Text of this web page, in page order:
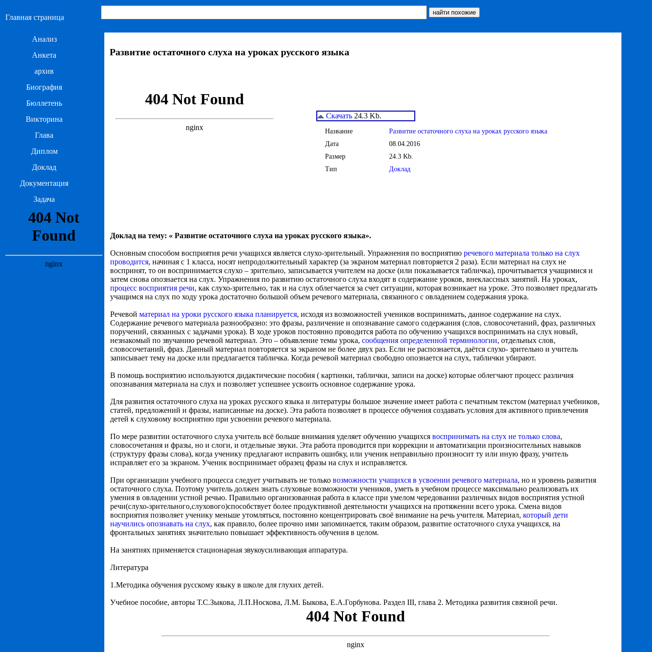
Главная страница
Анализ
Анкета
архив
Биография
Бюллетень
Викторина
Глава
Диплом
Доклад
Документация
Задача
Развитие остаточного слуха на уроках русского языка
Скачать 24.3 Kb.
Название
Развитие остаточного слуха на уроках русского языка
Дата
08.04.2016
Размер
24.3 Kb.
Тип
Доклад
Доклад на тему: « Развитие остаточного слуха на уроках русского языка».
Основным способом восприятия речи учащихся является слухо-зрительный. Упражнения по восприятию речевого материала только на слух
проводится, начиная с 1 класса, носят непродолжительный характер (за экраном материал повторяется 2 раза). Если материал на слух не
воспринят, то он воспринимается слухо – зрительно, записывается учителем на доске (или показывается табличка), прочитывается учащимися и
затем снова опознается на слух. Упражнения по развитию остаточного слуха входят в содержание уроков, внеклассных занятий. На уроках,
процесс восприятия речи, как слухо-зрительно, так и на слух облегчается за счет ситуации, которая возникает на уроке. Это позволяет предлагать
учащимся на слух по ходу урока достаточно большой объем речевого материала, связанного с овладением содержания урока.
Речевой материал на уроки русского языка планируется, исходя из возможностей учеников воспринимать, данное содержание на слух.
Содержание речевого материала разнообразно: это фразы, различение и опознавание самого содержания (слов, словосочетаний, фраз, различных
поручений, связанных с задачами урока). В ходе уроков постоянно проводится работа по обучению учащихся воспринимать на слух новый,
незнакомый по звучанию речевой материал. Это – объявление темы урока, сообщения определенной терминологии, отдельных слов,
словосочетаний, фраз. Данный материал повторяется за экраном не более двух раз. Если не распознается, даётся слухо- зрительно и учитель
записывает тему на доске или предлагается табличка. Когда речевой материал свободно опознается на слух, таблички убирают.
В помощь восприятию используются дидактические пособия ( картинки, таблички, записи на доске) которые облегчают процесс различия
опознавания материала на слух и позволяет успешнее усвоить основное содержание урока.
Для развития остаточного слуха на уроках русского языка и литературы большое значение имеет работа с печатным текстом (материал учебников,
статей, предложений и фразы, написанные на доске). Эта работа позволяет в процессе обучения создавать условия для активного привлечения
детей к слуховому восприятию при усвоении речевого материала.
По мере развитии остаточного слуха учитель всё больше внимания уделяет обучению учащихся воспринимать на слух не только слова,
словосочетания и фразы, но и слоги, и отдельные звуки. Эта работа проводится при коррекции и автоматизации произносительных навыков
(структуру фразы слова), когда ученику предлагают исправить ошибку, или ученик неправильно произносит ту или иную фразу, учитель
исправляет его за экраном. Ученик воспринимает образец фразы на слух и исправляется.
При организации учебного процесса следует учитывать не только возможности учащихся в усвоении речевого материала, но и уровень развития
остаточного слуха. Поэтому учитель должен знать слуховые возможности учеников, уметь в учебном процессе максимально реализовать их
умения в овладении устной речью. Правильно организованная работа в классе при умелом чередовании различных видов восприятия устной
речи(слухо-зрительного,слухового)способствует более продуктивной деятельности учащихся на протяжении всего урока. Смена видов
восприятия позволяет ученику меньше утомляться, постоянно концентрировать своё внимание на речь учителя. Материал, который дети
научились опознавать на слух, как правило, более прочно ими запоминается, таким образом, развитие остаточного слуха учащихся, на
фронтальных занятиях значительно повышает эффективность обучения в целом.
На занятиях применяется стационарная звукоусиливающая аппаратура.
Литература
1.Методика обучения русскому языку в школе для глухих детей.
Учебное пособие, авторы Т.С.Зыкова, Л.П.Носкова, Л.М. Быкова, Е.А.Горбунова. Раздел III, глава 2. Методика развития связной речи.